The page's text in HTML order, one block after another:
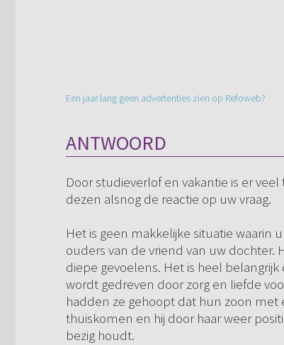
Een jaar lang geen advertenties zien op Refoweb?
ANTWOORD
Door studieverlof en vakantie is er
dezen alsnog de reactie op uw vraag.
Het is geen makkelijke situatie waarin
ouders van de vriend van uw dochter.
diepe gevoelens. Het is heel
wordt gedreven door zorg en liefde
hadden ze gehoopt dat hun zoon
thuiskomen en hij door haar weer
bezig houdt.